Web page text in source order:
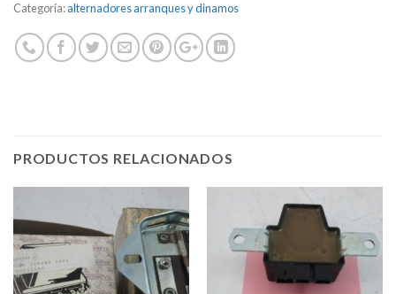
Categoría:alternadores arranques y dinamos
PRODUCTOS RELACIONADOS